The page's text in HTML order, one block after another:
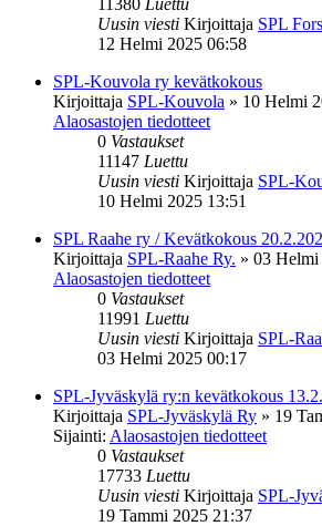
Uusin viesti Kirjoittaja SPL
12 Helmi 2025 06:58
SPL-Kouvola ry kevätkokous
Kirjoittaja SPL-Kouvola » 10 Helmi
Alaosastojen tiedotteet
0 Vastaukset
11147 Luettu
Uusin viesti Kirjoittaja SPL-
10 Helmi 2025 13:51
SPL Raahe ry / Kevätkokous
Kirjoittaja SPL-Raahe Ry. » 03 Helmi
Alaosastojen tiedotteet
0 Vastaukset
11991 Luettu
Uusin viesti Kirjoittaja SPL-
03 Helmi 2025 00:17
SPL-Jyväskylä ry:n kevätkokous
Kirjoittaja SPL-Jyväskylä Ry » 19
Sijainti: Alaosastojen tiedotteet
0 Vastaukset
17733 Luettu
Uusin viesti Kirjoittaja SPL-
19 Tammi 2025 21:37